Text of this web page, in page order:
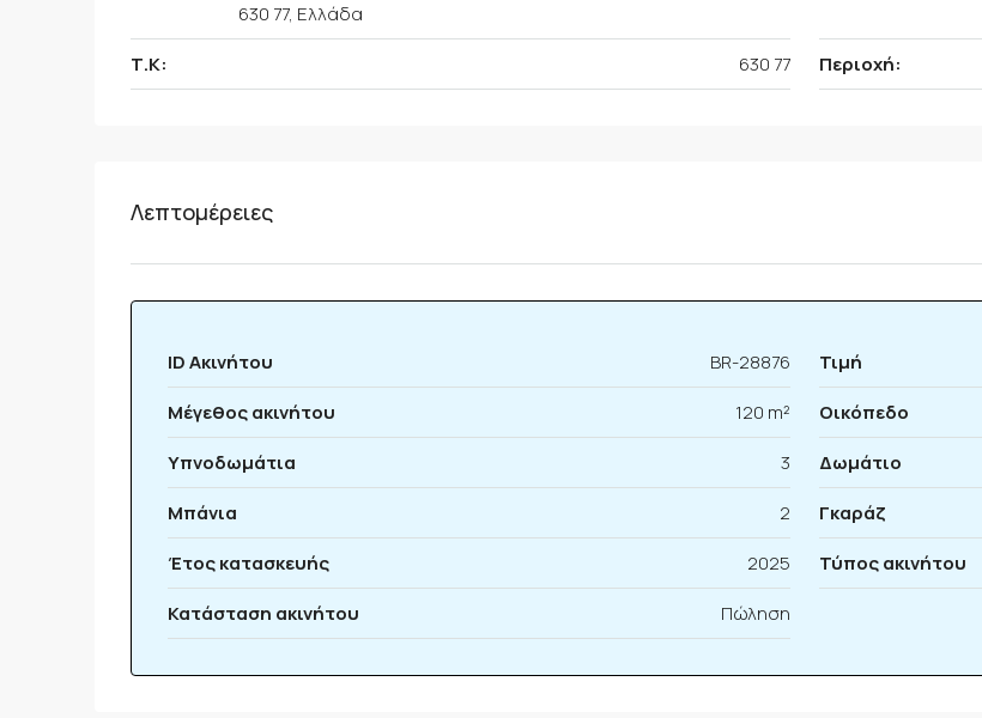
630 77, Ελλάδα
Τ.Κ: 630 77 Περιοχή:
Λεπτομέρειες
ID Ακινήτου BR-28876 Τιμή
Μέγεθος ακινήτου
120 m² Οικόπεδο
Υπνοδωμάτια
3 Δωμάτιο
Μπάνια
2 Γκαράζ
Έτος κατασκευής
2025 Τύπος ακινήτου
Κατάσταση ακινήτου
Πώληση